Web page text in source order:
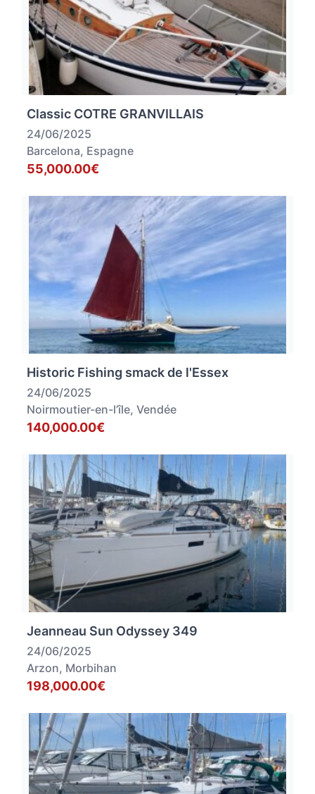
Classic COTRE GRANVILLAIS
24/06/2025
Barcelona, Espagne
55,000.00€
Historic Fishing smack de l'Essex
24/06/2025
Noirmoutier-en-l’île, Vendée
140,000.00€
Jeanneau Sun Odyssey 349
24/06/2025
Arzon, Morbihan
198,000.00€